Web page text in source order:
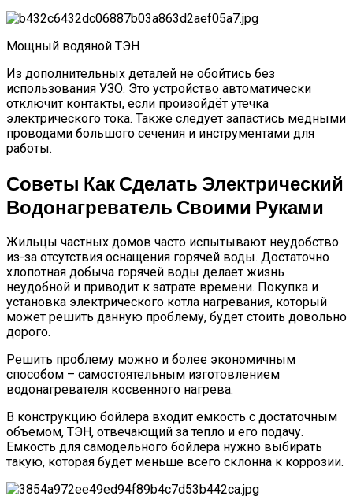
Мощный водяной ТЭН
Из дополнительных деталей не обойтись без
использования УЗО. Это устройство автоматически
отключит контакты, если произойдёт утечка
электрического тока. Также следует запастись медными
проводами большого сечения и инструментами для
работы.
Советы Как Сделать Электрический
Водонагреватель Своими Руками
Жильцы частных домов часто испытывают неудобство
из-за отсутствия оснащения горячей воды. Достаточно
хлопотная добыча горячей воды делает жизнь
неудобной и приводит к затрате времени. Покупка и
установка электрического котла нагревания, который
может решить данную проблему, будет стоить довольно
дорого.
Решить проблему можно и более экономичным
способом – самостоятельным изготовлением
водонагревателя косвенного нагрева.
В конструкцию бойлера входит емкость с достаточным
объемом, ТЭН, отвечающий за тепло и его подачу.
Емкость для самодельного бойлера нужно выбирать
такую, которая будет меньше всего склонна к коррозии.